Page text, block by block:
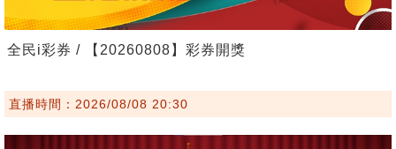
全民i彩券 / 【20260808】彩券開獎
直播時間：2026/08/08 20:30